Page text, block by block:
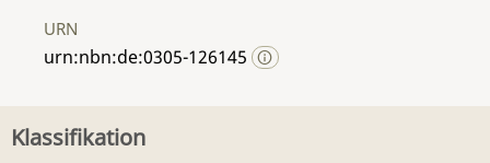
URN
urn:nbn:de:0305-126145
Klassifikation